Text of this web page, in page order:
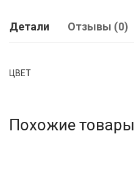
Детали Отзывы (0)
ЦВЕТ
Похожие товары